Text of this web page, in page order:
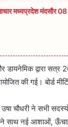
मध्यप्रदेश मंदसौर
द्वारा सत्र
की गई। बोर्ड
चौधरी ने सभी
साथ नई आशाओं,